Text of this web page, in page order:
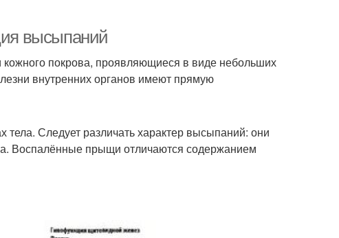
высыпаний
покрова, проявляющиеся в виде небольших
внутренних органов имеют прямую
тела. Следует различать характер высыпаний: они
Воспалённые прыщи отличаются содержанием